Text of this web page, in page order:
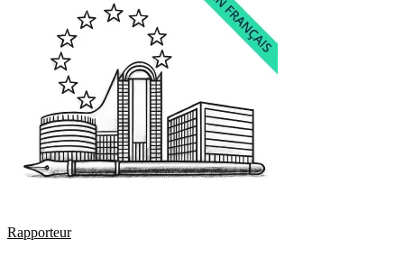
Rapporteur